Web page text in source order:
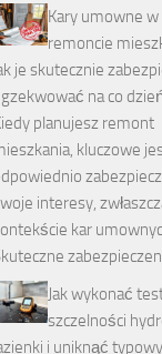
Kary umowne w
remoncie
je skutecznie
na co
planujesz remont
kluczowe
interesy,
kar
Jak wykonać
szczelności
i uniknąć